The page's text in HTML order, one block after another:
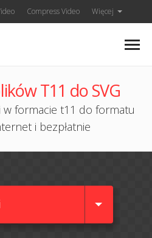
Compress Video Więcej
T11 do SVG
formacie t11 do formatu
i bezpłatnie